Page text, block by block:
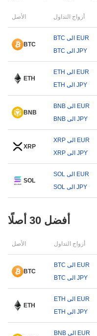
الأصل أزواج التداول
BTC
BTC الى EUR
BTC الى JPY
ETH
ETH الى EUR
ETH الى JPY
BNB
BNB الى EUR
BNB الى JPY
XRP
XRP الى EUR
XRP الى JPY
SOL
SOL الى EUR
SOL الى JPY
أفضل 30 أصلًا
الأصل أزواج التداول
BTC
BTC الى EUR
BTC الى JPY
ETH
ETH الى EUR
ETH الى JPY
BNB الى EUR